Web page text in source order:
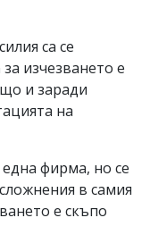
са се
изчезването е
и заради
на
фирма, но се
в самия
е скъпо